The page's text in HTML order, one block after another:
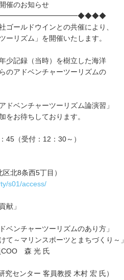
催のお知らせ
ールドウインとの共催により、
ーリズム」を開催いたします。
少記録（当時）を樹立した海洋
のアドベンチャーツーリズムの
ドベンチャーツーリズム論演習」
をお待ちしております。
45（受付：12：30～）
北8条西5丁目）
s01/access/
献」
ンチャーツーリズムのあり方」
～マリンスポーツとまちづくり～」
COO 森 光 氏
センター 客員教授 木村 宏 氏）